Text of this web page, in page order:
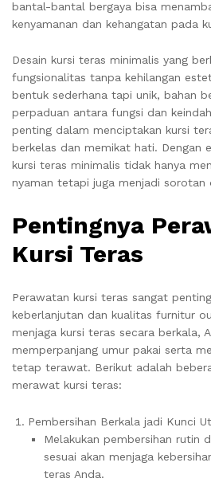
bantal-bantal bergaya bisa
kenyamanan dan kehangatan pada
Desain kursi teras minimalis yang
fungsionalitas tanpa kehilangan
bentuk sederhana tapi unik, bahan
perpaduan antara fungsi dan
penting dalam menciptakan kursi
berkelas dan memikat hati. Dengan
kursi teras minimalis tidak hanya
nyaman tetapi juga menjadi sorotan
Pentingnya
Kursi Teras
Perawatan kursi teras sangat
keberlanjutan dan kualitas furnitur
menjaga kursi teras secara berkala,
memperpanjang umur pakai serta
tetap terawat. Berikut adalah
merawat kursi teras:
Pembersihan Berkala jadi Kunci
Melakukan pembersihan rutin
sesuai akan menjaga
teras Anda.